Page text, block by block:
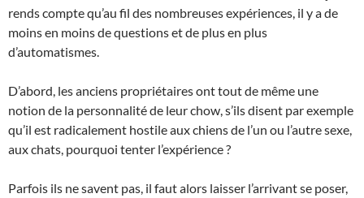
rends compte qu’au fil des nombreuses expériences, il y a de
moins en moins de questions et de plus en plus
d’automatismes.
D’abord, les anciens propriétaires ont tout de même une
notion de la personnalité de leur chow, s’ils disent par exemple
qu’il est radicalement hostile aux chiens de l’un ou l’autre sexe,
aux chats, pourquoi tenter l’expérience ?
Parfois ils ne savent pas, il faut alors laisser l’arrivant se poser,